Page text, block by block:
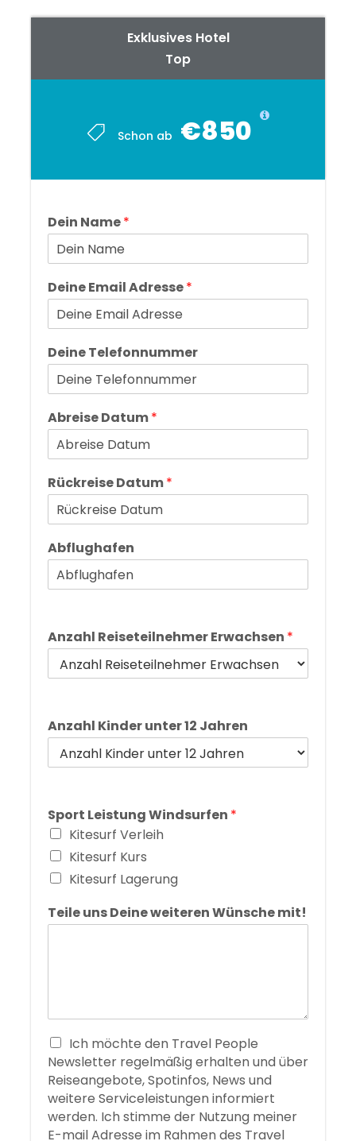
Exklusives Hotel
Top
Schon ab €850
Dein Name*
Deine Email Adresse*
Deine Telefonnummer
Abreise Datum*
Rückreise Datum*
Abflughafen
Anzahl Reiseteilnehmer Erwachsen *
Anzahl Kinder unter 12 Jahren
Sport Leistung Windsurfen *
Kitesurf Verleih
Kitesurf Kurs
Kitesurf Lagerung
Teile uns Deine weiteren Wünsche mit!
Ich möchte den Travel People
Newsletter regelmäßig erhalten und über
Reiseangebote, Spotinfos, News und
weitere Serviceleistungen informiert
werden. Ich stimme der Nutzung meiner
E-mail Adresse im Rahmen des Travel